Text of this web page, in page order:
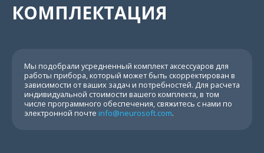
КОМПЛЕКТАЦИЯ
Мы подобрали усредненный комплект аксессуаров для
работы прибора, который может быть скорректирован в
зависимости от ваших задач и потребностей. Для расчета
индивидуальной стоимости вашего комплекта, в том
числе программного обеспечения, свяжитесь с нами по
электронной почте info@neurosoft.com.